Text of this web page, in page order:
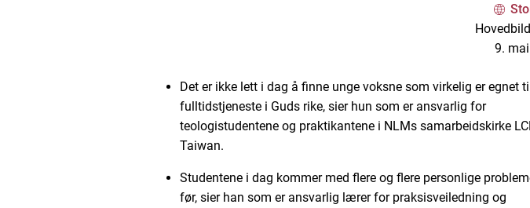
9.
Det er ikke lett i dag å finne unge voksne som virkelig er egnet
fulltidstjeneste i Guds rike, sier hun som er ansvarlig for
teologistudentene og praktikantene i NLMs samarbeidskirke
Taiwan.
Studentene i dag kommer med flere og flere personlige
før, sier han som er ansvarlig lærer for praksisveiledning og